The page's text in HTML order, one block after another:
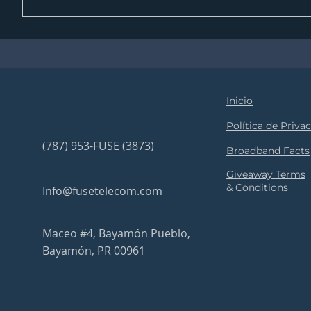
comunicarnos, validar cobertura y comenzar el
(787) 953-FUSE (3873)
Info@fusetelecom.com
Maceo #4, Bayamón Pueblo,
Bayamón, PR 00961
Inicio
Política de
Broadband Facts
Giveaway Terms
& Conditions